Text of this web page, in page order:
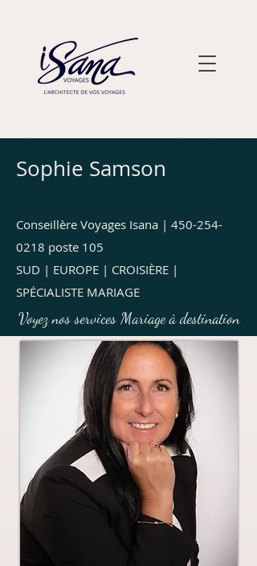
Sophie Samson
Conseillère Voyages Isana | 450-254-
0218 poste 105
SUD | EUROPE | CROISIÈRE |
SPÉCIALISTE MARIAGE
Voyez nos services Mariage à destination